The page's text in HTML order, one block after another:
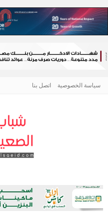
سياسة الخصوصية اتصل بنا